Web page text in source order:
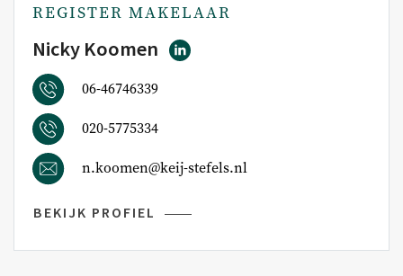
REGISTER MAKELAAR
Nicky Koomen
06-46746339
020-5775334
n.koomen@keij-stefels.nl
BEKIJK PROFIEL